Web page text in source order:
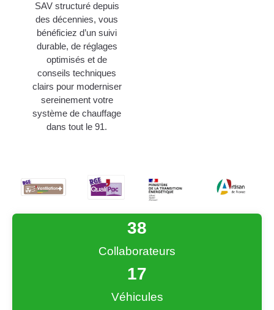
SAV structuré depuis
des décennies, vous
bénéficiez d’un suivi
durable, de réglages
optimisés et de
conseils techniques
clairs pour moderniser
sereinement votre
système de chauffage
dans tout le 91.
Collaborateurs
38
Véhicules
17